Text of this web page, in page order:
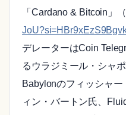
「Cardano & Bitcoin」（
デレーターはCoin
るウラジミール・シャ
Babylonのフィッシャ
ィン・バートン氏、